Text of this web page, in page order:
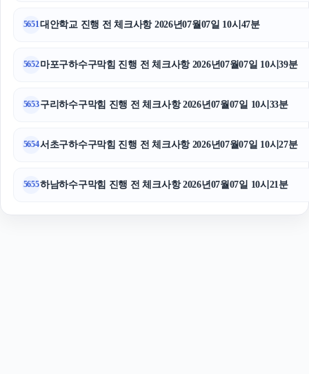
5651대안학교 진행 전 체크사항 2026년07월07일 10시47분
5652마포구하수구막힘 진행 전 체크사항 2026년07월07일 10시39분
5653구리하수구막힘 진행 전 체크사항 2026년07월07일 10시33분
5654서초구하수구막힘 진행 전 체크사항 2026년07월07일 10시27분
5655하남하수구막힘 진행 전 체크사항 2026년07월07일 10시21분